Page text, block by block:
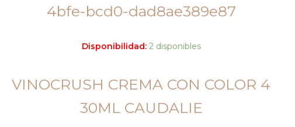
Disponibilidad: 2 disponibles
VINOCRUSH CREMA CON COLOR 4
30ML CAUDALIE